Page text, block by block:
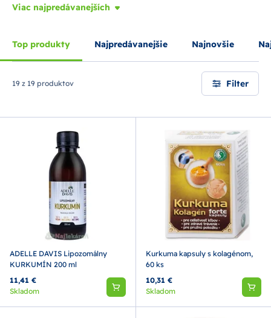
Viac najpredávanejších
Top produkty Najpredávanejšie Najnovšie
19 z 19 produktov Filter
ADELLE DAVIS Lipozomálny
KURKUMÍN 200 ml
11,41 €
Skladom
Kurkuma kapsuly s kolagénom,
60 ks
10,31 €
Skladom